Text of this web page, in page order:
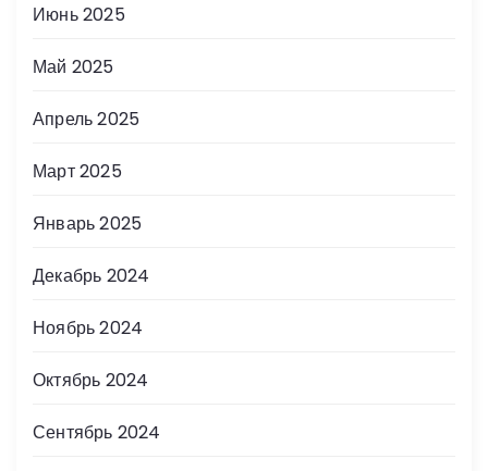
Июнь 2025
Май 2025
Апрель 2025
Март 2025
Январь 2025
Декабрь 2024
Ноябрь 2024
Октябрь 2024
Сентябрь 2024